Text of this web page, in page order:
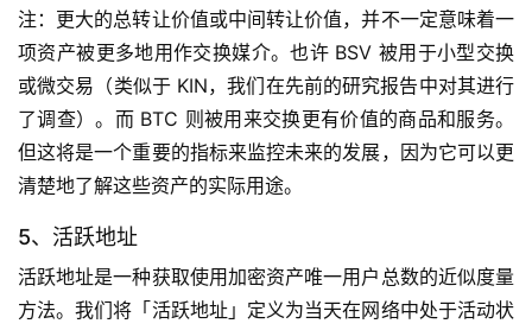
注：更大的总转让价值或中间转让价值，并不一定意味着一
项资产被更多地用作交换媒介。也许 BSV 被用于小型交换
或微交易（类似于 KIN，我们在先前的研究报告中对其进行
了调查）。而 BTC 则被用来交换更有价值的商品和服务。
但这将是一个重要的指标来监控未来的发展，因为它可以更
清楚地了解这些资产的实际用途。
5、活跃地址
活跃地址是一种获取使用加密资产唯一用户总数的近似度量
方法。我们将「活跃地址」定义为当天在网络中处于活动状